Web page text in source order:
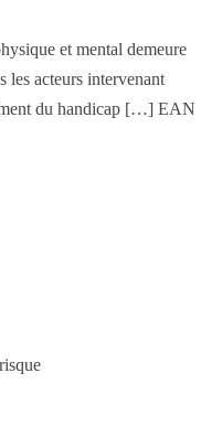
et mental demeure
les acteurs intervenant
du handicap […] EAN